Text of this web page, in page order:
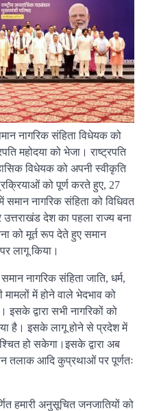
नागरिक संहिता विधेयक को
महोदया को भेजा। राष्ट्रपति
विधेयक को अपनी स्वीकृति
को पूर्ण करते हुए, 27
नागरिक संहिता को विधिवत
देश का पहला राज्य बना
को मूर्त रूप देते हुए समान
लागू किया।
नागरिक संहिता जाति, धर्म,
में होने वाले भेदभाव को
द्वारा सभी नागरिकों को
है। इसके लागू होने से प्रदेश में
हो सकेगा।इसके द्वारा अब
तलाक आदि कुप्रथाओं पर पूर्णतः
हमारी अनुसूचित जनजातियों को